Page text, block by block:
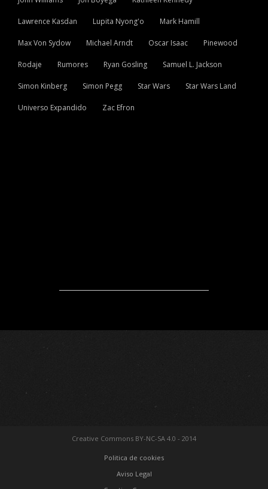
Lawrence Kasdan Lupita Nyong'o Mark Hamill
Max Von Sydow Michael Arndt Oscar Isaac Pinewood
Rodaje Rumores Ryan Gosling Samuel L. Jackson
Simon Kinberg Simon Pegg Star Wars Star Wars Land
Universo Expandido Zac Efron
Creative Commons BY-NC-SA 4.0 - 2014
Politica de cookies
Aviso Legal